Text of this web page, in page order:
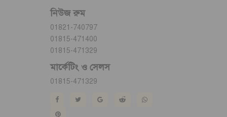
নিউজ রুম
01821-740797
01815-471400
01815-471329
মার্কেটিং ও সেলস
01815-471329